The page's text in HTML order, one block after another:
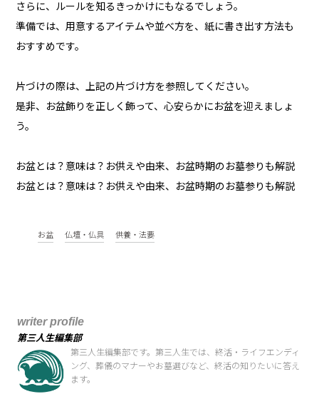
さらに、ルールを知るきっかけにもなるでしょう。
準備では、用意するアイテムや並べ方を、紙に書き出す方法も
おすすめです。
片づけの際は、上記の片づけ方を参照してください。
是非、お盆飾りを正しく飾って、心安らかにお盆を迎えましょ
う。
お盆とは？意味は？お供えや由来、お盆時期のお墓参りも解説
お盆とは？意味は？お供えや由来、お盆時期のお墓参りも解説
お盆 仏壇・仏具 供養・法要
writer profile
第三人生編集部
第三人生編集部です。第三人生では、終活・ライフエンディ
ング、葬儀のマナーやお墓選びなど、終活の知りたいに答え
ます。